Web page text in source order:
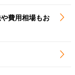
費用相場もお